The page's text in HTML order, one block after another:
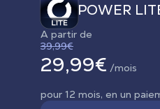
POWER
A partir de
39,99€
29,99€ /mois
pour 12 mois, en un